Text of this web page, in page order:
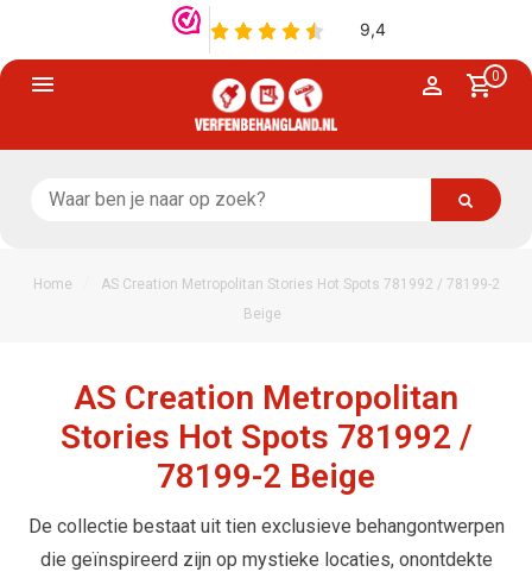
0
Home
AS Creation Metropolitan Stories Hot Spots 781992 / 78199-2
Beige
AS Creation Metropolitan
Stories Hot Spots 781992 /
78199-2 Beige
De collectie bestaat uit tien exclusieve behangontwerpen
die geïnspireerd zijn op mystieke locaties, onontdekte